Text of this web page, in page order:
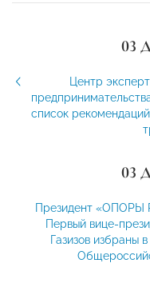
03
Центр
список
03
Президент «ОПОРЫ
Первый вице-
Газизов избраны